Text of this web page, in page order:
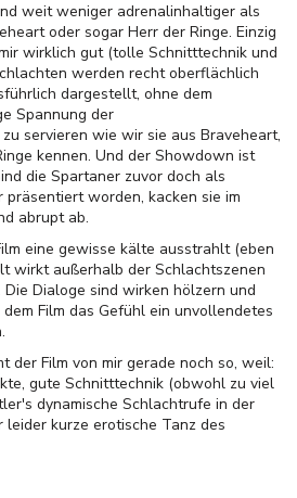
weit weniger adrenalinhaltiger als
oder sogar Herr der Ringe. Einzig
wirklich gut (tolle Schnitttechnik und
werden recht oberflächlich
dargestellt, ohne dem
Spannung der
servieren wie wir sie aus Braveheart,
kennen. Und der Showdown ist
die Spartaner zuvor doch als
präsentiert worden, kacken sie im
abrupt ab.
eine gewisse kälte ausstrahlt (eben
wirkt außerhalb der Schlachtszenen
Dialoge sind wirken hölzern und
Film das Gefühl ein unvollendetes
der Film von mir gerade noch so, weil:
gute Schnitttechnik (obwohl zu viel
dynamische Schlachtrufe in der
leider kurze erotische Tanz des